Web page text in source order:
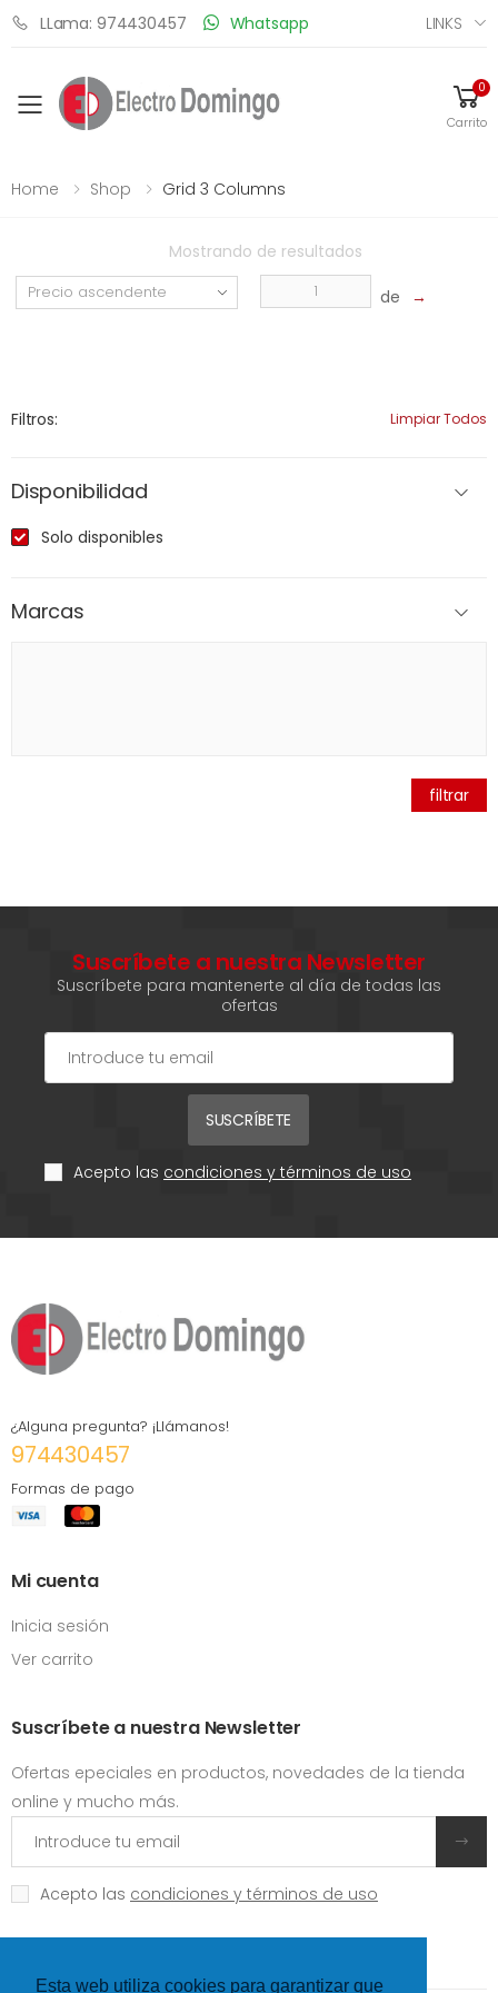
Esta web utiliza cookies para garantizar que
LLama: 974430457 Whatsapp LINKS
Toggle mobile menu
0
Carrito
Home Shop Grid 3 Columns
Mostrando de resultados
de →
Filtros: Limpiar Todos
Disponibilidad
Solo disponibles
Marcas
filtrar
Suscríbete a nuestra Newsletter
Suscríbete para mantenerte al día de todas las
ofertas
SUSCRÍBETE
Acepto las condiciones y términos de uso
¿Alguna pregunta? ¡Llámanos!
974430457
Formas de pago
Mi cuenta
Inicia sesión
Ver carrito
Suscríbete a nuestra Newsletter
Ofertas epeciales en productos, novedades de la tienda
online y mucho más.
Acepto las condiciones y términos de uso